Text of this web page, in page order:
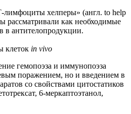
лимфоциты хелперы» (англ. to help
как необходимые
антителопродукции.
клеток in vivo
гемопоэза и иммунопоэза
поражением, но и введением в
со свойствами цитостатиков
6-меркаптоэтанол,